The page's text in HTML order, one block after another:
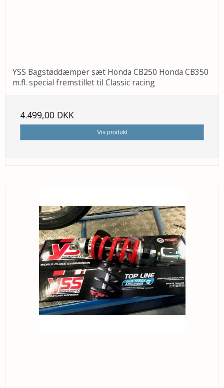
YSS Bagstøddæmper sæt Honda CB250 Honda CB350
m.fl. special fremstillet til Classic racing
4.499,00 DKK
Vis produkt